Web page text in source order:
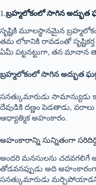
1.బ్రహ్మలోకంలో సాగిన అద్భుత
సృష్టికి మూలస్థానమైన
తమ లోకానికి రావడంతో
ఏమీ పట్టనట్టుగా, తన మానాన
బ్రహ్మలోకంలో సాగిన అద్భుత
సనత్కుమారుడు సామాన్యుడు
దేవుడికి దణ్ణం పెడతాడు,
ఆధ్యాత్మిక అహంకారం.
అహంకారాన్ని సున్నితంగా
అందరి మనసులను చదవగలిగే
తోడవనప్పుడు అది అహంకారంగా
సనత్కుమారుడు మర్చిపోయాడని